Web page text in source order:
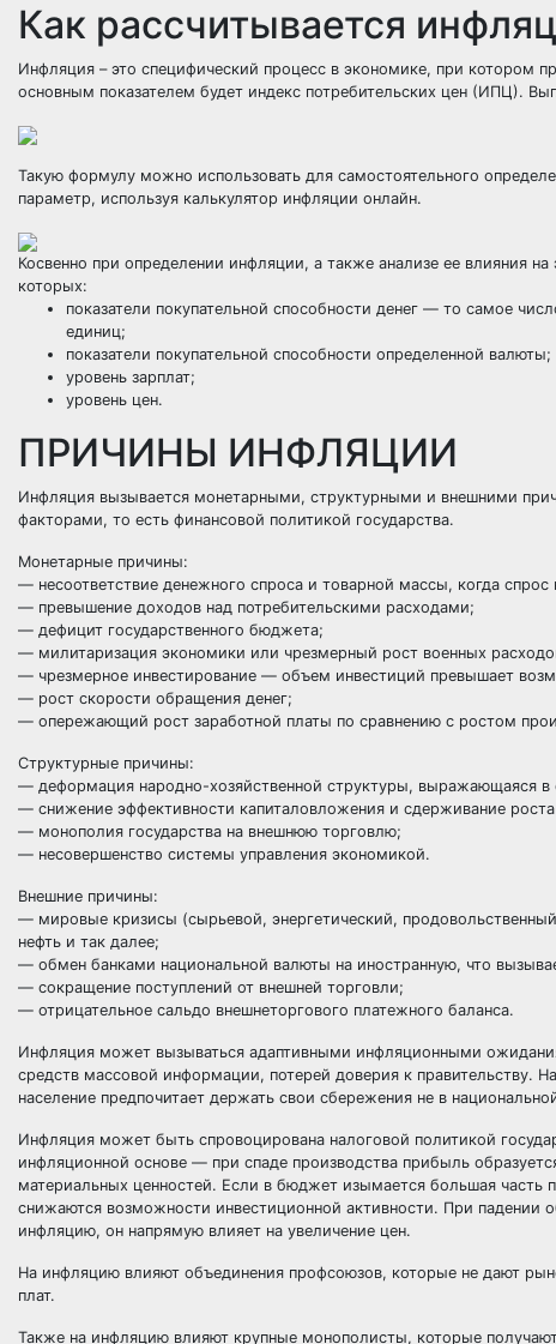
Как рассчитывается
Инфляция – это специфический процесс в экономике, при котором
основным показателем будет индекс потребительских цен (ИПЦ).
Такую формулу можно использовать для самостоятельного
параметр, используя калькулятор инфляции онлайн.
Косвенно при определении инфляции, а также анализе ее влияния
которых:
показатели покупательной способности денег — то самое
единиц;
показатели покупательной способности определенной валюты;
уровень зарплат;
уровень цен.
ПРИЧИНЫ ИНФЛЯЦИИ
Инфляция вызывается монетарными, структурными и внешними
факторами, то есть финансовой политикой государства.
Монетарные причины:
— несоответствие денежного спроса и товарной массы, когда
— превышение доходов над потребительскими расходами;
— дефицит государственного бюджета;
— милитаризация экономики или чрезмерный рост военных
— чрезмерное инвестирование — объем инвестиций превышает
— рост скорости обращения денег;
— опережающий рост заработной платы по сравнению с ростом
Структурные причины:
— деформация народно-хозяйственной структуры, выражающаяся в
— снижение эффективности капиталовложения и сдерживание роста
— монополия государства на внешнюю торговлю;
— несовершенство системы управления экономикой.
Внешние причины:
— мировые кризисы (сырьевой, энергетический,
нефть и так далее;
— обмен банками национальной валюты на иностранную, что
— сокращение поступлений от внешней торговли;
— отрицательное сальдо внешнеторгового платежного баланса.
Инфляция может вызываться адаптивными инфляционными
средств массовой информации, потерей доверия к
население предпочитает держать свои сбережения не в
Инфляция может быть спровоцирована налоговой политикой
инфляционной основе — при спаде производства прибыль
материальных ценностей. Если в бюджет изымается большая часть
снижаются возможности инвестиционной активности. При падении
инфляцию, он напрямую влияет на увеличение цен.
На инфляцию влияют объединения профсоюзов, которые не дают
плат.
Также на инфляцию влияют крупные монополисты, которые